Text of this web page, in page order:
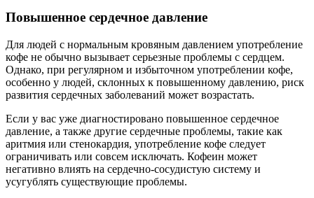
Повышенное сердечное давление
Для людей с нормальным кровяным давлением употребление
кофе не обычно вызывает серьезные проблемы с сердцем.
Однако, при регулярном и избыточном употреблении кофе,
особенно у людей, склонных к повышенному давлению, риск
развития сердечных заболеваний может возрастать.
Если у вас уже диагностировано повышенное сердечное
давление, а также другие сердечные проблемы, такие как
аритмия или стенокардия, употребление кофе следует
ограничивать или совсем исключать. Кофеин может
негативно влиять на сердечно-сосудистую систему и
усугублять существующие проблемы.